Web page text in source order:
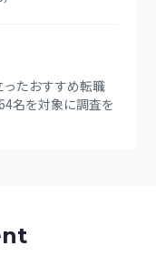
たおすすめ転職
名を対象に調査を